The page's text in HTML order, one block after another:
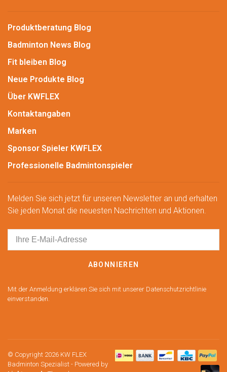
Produktberatung Blog
Badminton News Blog
Fit bleiben Blog
Neue Produkte Blog
Über KWFLEX
Kontaktangaben
Marken
Sponsor Spieler KWFLEX
Professionelle Badmintonspieler
Melden Sie sich jetzt für unseren Newsletter an und erhalten
Sie jeden Monat die neuesten Nachrichten und Aktionen.
ABONNIEREN
Mit der Anmeldung erklären Sie sich mit unserer Datenschutzrichtlinie
einverstanden.
© Copyright 2026 KW FLEX
Badminton Spezialist - Powered by